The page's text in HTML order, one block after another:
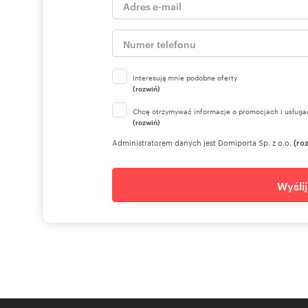
Interesują mnie podobne oferty
(rozwiń)
Chcę otrzymywać informacje o promocjach i
(rozwiń)
Administratorem danych jest Domiporta Sp. z o.o.